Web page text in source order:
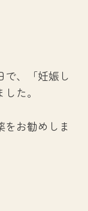
で、「妊娠し
た。
お勧めしま